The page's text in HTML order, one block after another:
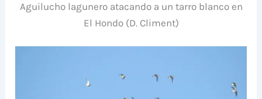
Aguilucho lagunero atacando a un tarro blanco en
El Hondo (D. Climent)